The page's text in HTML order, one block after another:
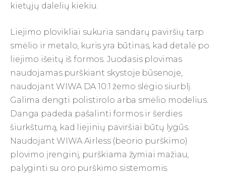
kietųjų dalelių kiekiu.
Liejimo plovikliai sukuria sandarų paviršių tarp
smėlio ir metalo, kuris yra būtinas, kad detalė po
liejimo išeitų iš formos. Juodasis plovimas
naudojamas purškiant skystoje būsenoje,
naudojant WIWA DA 10:1 žemo slėgio siurblį.
Galima dengti polistirolo arba smėlio modelius.
Danga padeda pašalinti formos ir šerdies
šiurkštumą, kad liejinių paviršiai būtų lygūs.
Naudojant WIWA Airless (beorio purškimo)
plovimo įrenginį, purškiama žymiai mažiau,
palyginti su oro purškimo sistemomis.